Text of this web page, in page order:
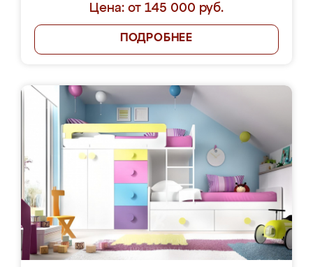
Цена: от 145 000 руб.
ПОДРОБНЕЕ